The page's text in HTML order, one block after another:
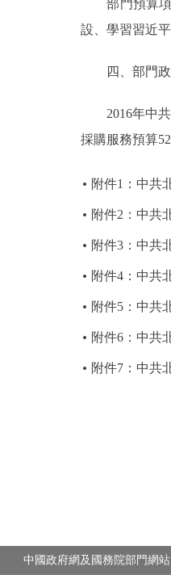
部門預算項
設、學習習近
四、部門政
2016年中共
採購服務預算
附件1：中共
附件2：中共
附件3：中共
附件4：中共
附件5：中共
附件6：中共
附件7：中共
中國政府網及國務院部門網站